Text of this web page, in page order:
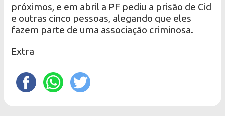
próximos, e em abril a PF pediu a prisão de Cid
e outras cinco pessoas, alegando que eles
fazem parte de uma associação criminosa.
Extra